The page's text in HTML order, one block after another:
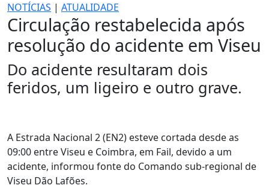
NOTÍCIAS | ATUALIDADE
Circulação restabelecida após
resolução do acidente em Viseu
Do acidente resultaram dois
feridos, um ligeiro e outro grave.
A Estrada Nacional 2 (EN2) esteve cortada desde as
09:00 entre Viseu e Coimbra, em Fail, devido a um
acidente, informou fonte do Comando sub-regional de
Viseu Dão Lafões.